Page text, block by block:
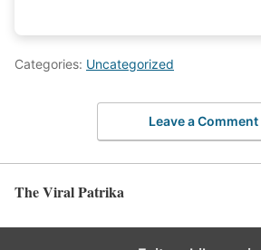
Categories: Uncategorized
Leave a Comment
The Viral Patrika